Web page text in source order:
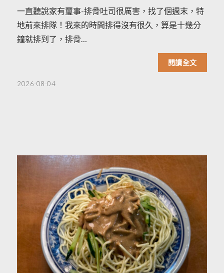
一直聽說家有璽事-排骨吐司很厲害，找了個週末，特
地前來排隊！我來的時間排得沒有很久，算是十幾分
鐘就排到了，排骨…
閱讀全文
2026-08-04